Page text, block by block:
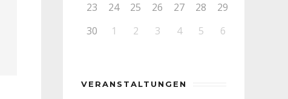
23
24 25 26 27 28
29
30
1 2 3 4 5 6
VERANSTALTUNGEN